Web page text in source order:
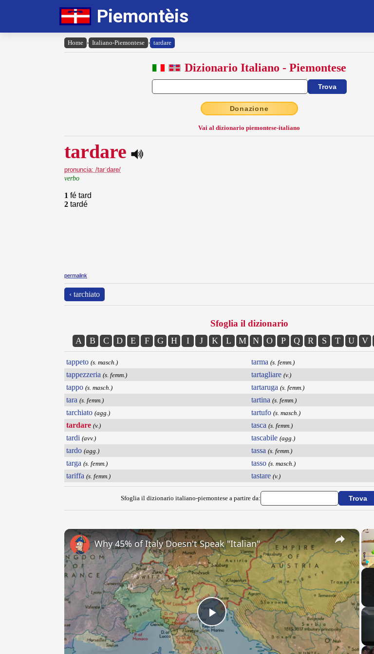
Piemontèis
Home › Italiano-Piemontese › tardare
Dizionario Italiano - Piemontese
Donazione
Vai al dizionario piemontese-italiano
tardare
pronuncia: /tarˈdare/
verbo
1 fé tard
2 tardé
permalink
‹ tarchiato
Sfoglia il dizionario
A B C D E F G H I J K L M N O P Q R S T U V
tappeto (s. masch.)
tappezzeria (s. femm.)
tappo (s. masch.)
tara (s. femm.)
tarchiato (agg.)
tardare (v.)
tardi (avv.)
tardo (agg.)
targa (s. femm.)
tariffa (s. femm.)
tarma (s. femm.)
tartagliare (v.)
tartaruga (s. femm.)
tartina (s. femm.)
tartufo (s. masch.)
tasca (s. femm.)
tascabile (agg.)
tassa (s. femm.)
tasso (s. masch.)
tastare (v.)
Sfoglia il dizionario italiano-piemontese a partire da:
×
Play
Why 45% of Italy Doesn't Speak "Italian"